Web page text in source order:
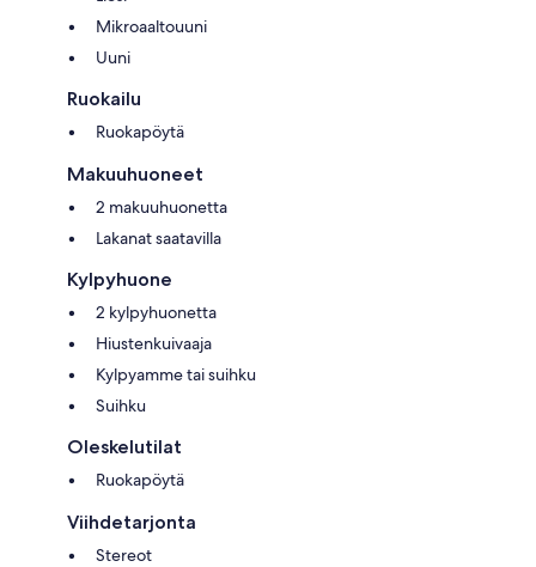
Mikroaaltouuni
Uuni
Ruokailu
Ruokapöytä
Makuuhuoneet
2 makuuhuonetta
Lakanat saatavilla
Kylpyhuone
2 kylpyhuonetta
Hiustenkuivaaja
Kylpyamme tai suihku
Suihku
Oleskelutilat
Ruokapöytä
Viihdetarjonta
Stereot